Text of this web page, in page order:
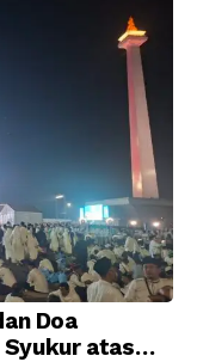
Doa
Syukur atas